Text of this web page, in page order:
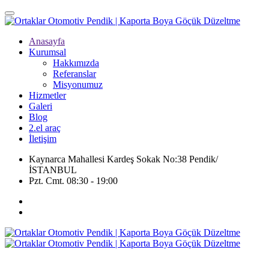
Anasayfa
Kurumsal
Hakkımızda
Referanslar
Misyonumuz
Hizmetler
Galeri
Blog
2.el araç
İletişim
Kaynarca Mahallesi Kardeş Sokak No:38 Pendik/
İSTANBUL
Pzt. Cmt. 08:30 - 19:00